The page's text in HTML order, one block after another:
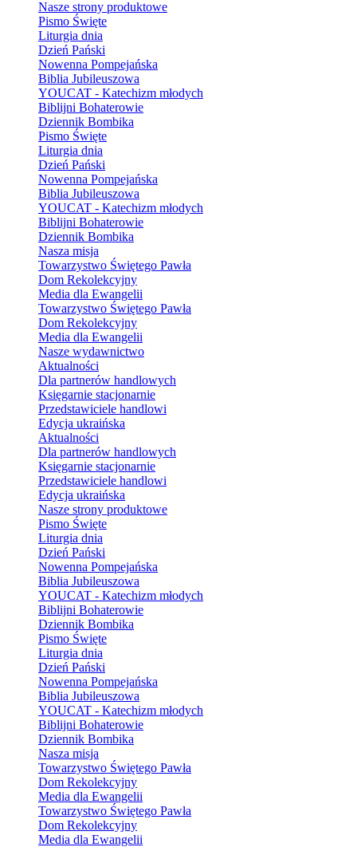
Nasze strony produktowe
Pismo Święte
Liturgia dnia
Dzień Pański
Nowenna Pompejańska
Biblia Jubileuszowa
YOUCAT - Katechizm młodych
Biblijni Bohaterowie
Dziennik Bombika
Pismo Święte
Liturgia dnia
Dzień Pański
Nowenna Pompejańska
Biblia Jubileuszowa
YOUCAT - Katechizm młodych
Biblijni Bohaterowie
Dziennik Bombika
Nasza misja
Towarzystwo Świętego Pawła
Dom Rekolekcyjny
Media dla Ewangelii
Towarzystwo Świętego Pawła
Dom Rekolekcyjny
Media dla Ewangelii
Nasze wydawnictwo
Aktualności
Dla partnerów handlowych
Księgarnie stacjonarnie
Przedstawiciele handlowi
Edycja ukraińska
Aktualności
Dla partnerów handlowych
Księgarnie stacjonarnie
Przedstawiciele handlowi
Edycja ukraińska
Nasze strony produktowe
Pismo Święte
Liturgia dnia
Dzień Pański
Nowenna Pompejańska
Biblia Jubileuszowa
YOUCAT - Katechizm młodych
Biblijni Bohaterowie
Dziennik Bombika
Pismo Święte
Liturgia dnia
Dzień Pański
Nowenna Pompejańska
Biblia Jubileuszowa
YOUCAT - Katechizm młodych
Biblijni Bohaterowie
Dziennik Bombika
Nasza misja
Towarzystwo Świętego Pawła
Dom Rekolekcyjny
Media dla Ewangelii
Towarzystwo Świętego Pawła
Dom Rekolekcyjny
Media dla Ewangelii